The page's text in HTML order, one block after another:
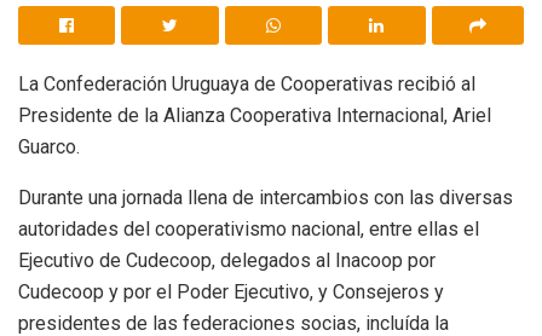
La Confederación Uruguaya de Cooperativas recibió al
Presidente de la Alianza Cooperativa Internacional, Ariel
Guarco.
Durante una jornada llena de intercambios con las diversas
autoridades del cooperativismo nacional, entre ellas el
Ejecutivo de Cudecoop, delegados al Inacoop por
Cudecoop y por el Poder Ejecutivo, y Consejeros y
presidentes de las federaciones socias, incluída la